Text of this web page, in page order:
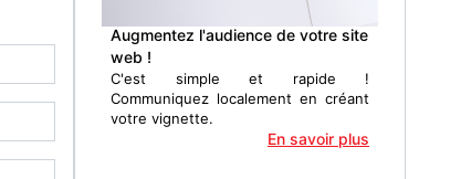
Augmentez l'audience de votre site
web !
C'est simple et rapide !
Communiquez localement en créant
votre vignette.
En savoir plus